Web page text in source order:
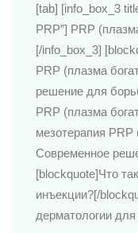
[tab] [info_box_3
PRP”] PRP
[/info_box_3]
PRP (плазма
решение для
PRP (плазма
мезотерапия
Современное
[blockquote]Что
инъекции?[/
дерматологии